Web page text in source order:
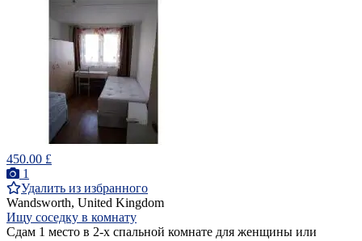
450.00 £
1
Удалить из избранного
Wandsworth, United Kingdom
Ищу соседку в комнату
Сдам 1 место в 2-х спальной комнате для женщины или